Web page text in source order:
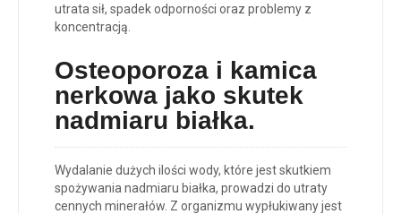
utrata sił, spadek odporności oraz problemy z
koncentracją.
Osteoporoza i kamica
nerkowa jako skutek
nadmiaru białka.
Wydalanie dużych ilości wody, które jest skutkiem
spożywania nadmiaru białka, prowadzi do utraty
cennych minerałów. Z organizmu wypłukiwany jest